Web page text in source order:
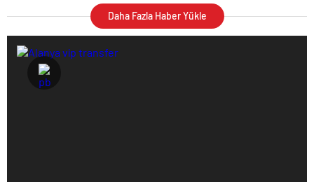
Daha Fazla Haber Yükle